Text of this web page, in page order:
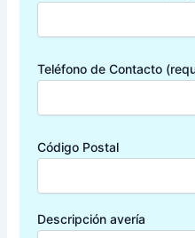
Teléfono de Contacto
Código Postal
Descripción avería